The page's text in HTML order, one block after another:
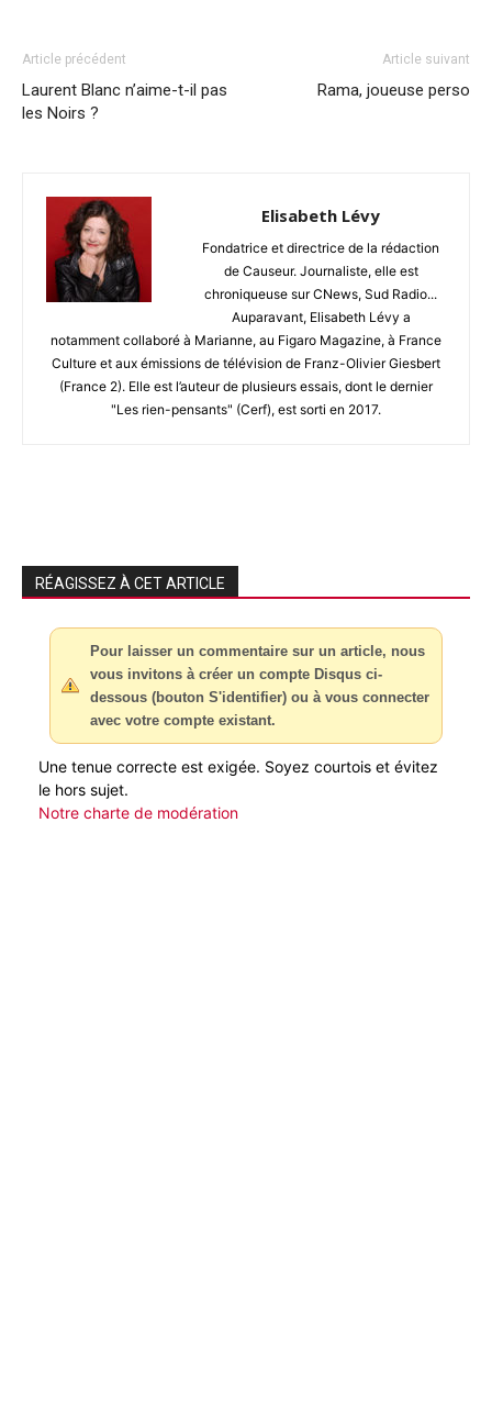
Article précédent
Laurent Blanc n’aime-t-il pas
les Noirs ?
Article suivant
Rama, joueuse perso
Elisabeth Lévy
Fondatrice et directrice de la rédaction
de Causeur. Journaliste, elle est
chroniqueuse sur CNews, Sud Radio...
Auparavant, Elisabeth Lévy a
notamment collaboré à Marianne, au Figaro Magazine, à France
Culture et aux émissions de télévision de Franz-Olivier Giesbert
(France 2). Elle est l’auteur de plusieurs essais, dont le dernier
"Les rien-pensants" (Cerf), est sorti en 2017.
RÉAGISSEZ À CET ARTICLE
Pour laisser un commentaire sur un article, nous
vous invitons à créer un compte Disqus ci-
dessous (bouton S'identifier) ou à vous connecter
avec votre compte existant.
Une tenue correcte est exigée. Soyez courtois et évitez
le hors sujet.
Notre charte de modération